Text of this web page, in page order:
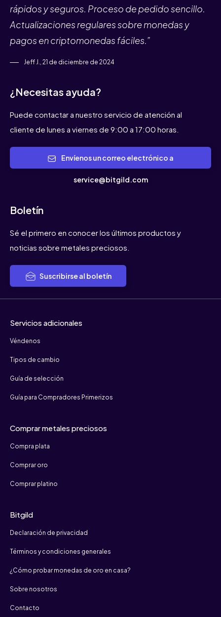
rápidos y seguros. Proceso de pedido sencillo.
Actualizaciones regulares sobre monedas y
pagos en criptomonedas fáciles.”
Jeff J., 21 de diciembre de 2024
¿Necesitas ayuda?
Puede contactar a nuestro servicio de atención al
cliente de lunes a viernes de 9:00 a 17:00 horas.
service@bitgild.com
Boletín
Sé el primero en conocer los últimos productos y
noticias sobre metales preciosos.
Suscribirse al boletín
Servicios adicionales
Véndenos
Tipos de cambio
Guía de selección
Guía para Compradores Primerizos
Comprar metales preciosos
Compra plata
Comprar oro
Comprar platino
Bitgild
Declaración de privacidad
Términos y condiciones generales
¿Cómo probar monedas de oro en casa?
Sobre nosotros
Contacto